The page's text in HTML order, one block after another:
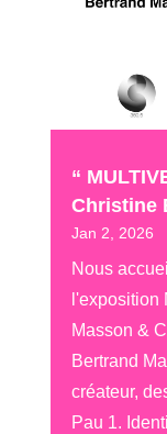
“
Christine
Jan 2, 2026
Nous
l'exposition
Masson &
Bertrand
créateur,
Pau 1.